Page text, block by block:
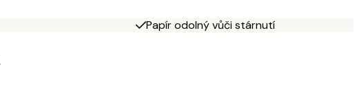
Papír odolný vůči stárnutí